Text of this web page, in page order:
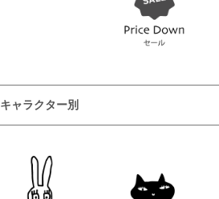
キャラクター別